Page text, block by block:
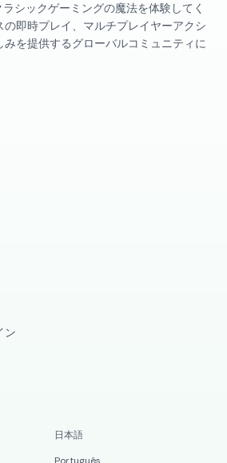
シックゲーミングの魔法を体験してく
即時プレイ、マルチプレイヤーアクシ
みを提供するグローバルコミュニティに
ン
日本語